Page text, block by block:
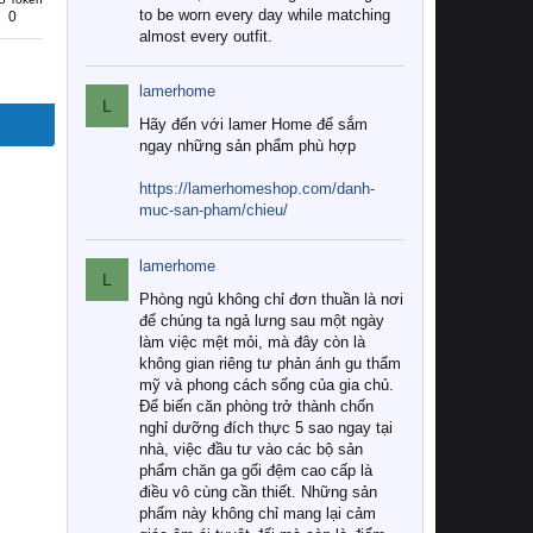
0
to be worn every day while matching
almost every outfit.
L
lamerhome
Hãy đến với lamer Home để sắm
ngay những sản phẩm phù hợp
https://lamerhomeshop.com/danh-
muc-san-pham/chieu/
L
lamerhome
Phòng ngủ không chỉ đơn thuần là nơi
để chúng ta ngả lưng sau một ngày
làm việc mệt mỏi, mà đây còn là
không gian riêng tư phản ánh gu thẩm
mỹ và phong cách sống của gia chủ.
Để biến căn phòng trở thành chốn
nghỉ dưỡng đích thực 5 sao ngay tại
nhà, việc đầu tư vào các bộ sản
phẩm chăn ga gối đệm cao cấp là
điều vô cùng cần thiết. Những sản
phẩm này không chỉ mang lại cảm